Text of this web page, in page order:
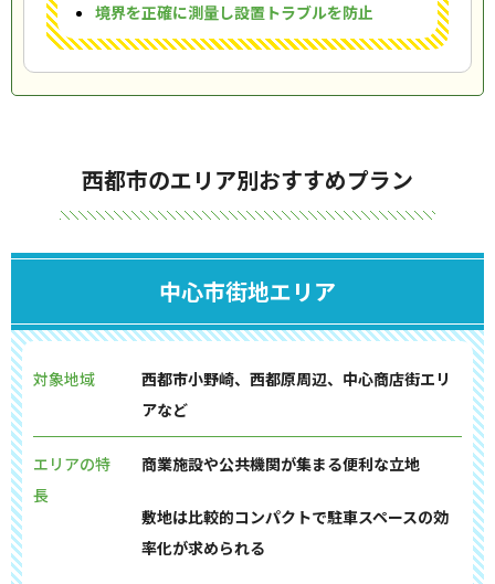
境界を正確に測量し設置トラブルを防止
西都市のエリア別おすすめプラン
中心市街地エリア
対象地域
西都市小野崎、西都原周辺、中心商店街エリ
アなど
エリアの特
長
商業施設や公共機関が集まる便利な立地
敷地は比較的コンパクトで駐車スペースの効
率化が求められる